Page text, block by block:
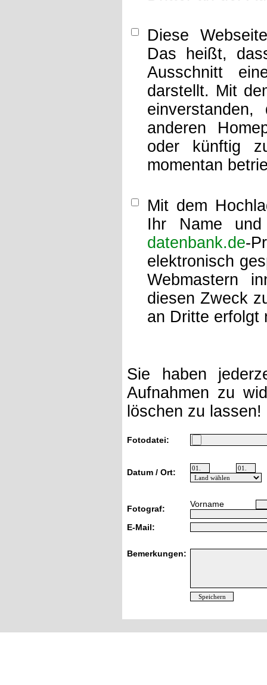
Diese
Das heißt,
Ausschnitt
darstellt. Mit
anderen
oder künftig
momentan
Mit dem
Ihr Name
datenbank.de-
elektronisch
Webmastern
diesen Zweck
an Dritte erfolgt
Sie haben
Aufnahmen zu
löschen zu
Fotodatei:
Datum / Ort:
Fotograf: Vorname
E-Mail:
Bemerkungen: